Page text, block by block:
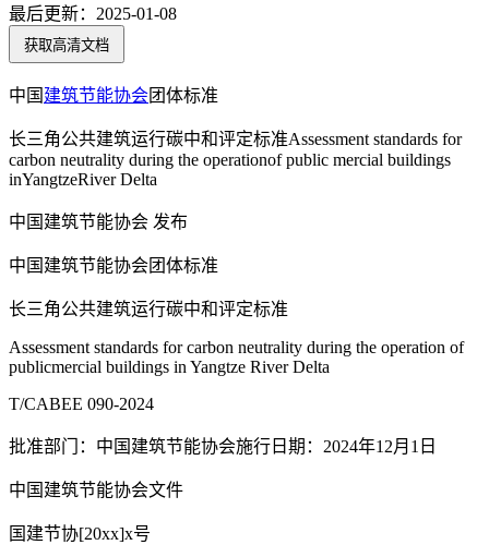
最后更新： 2025-01-08
获取高清文档
中国 建筑节能协会团体标准
长三角公共建筑运行碳中和评定标准Assessment standards for
carbon neutrality during the operationof public mercial buildings
inYangtzeRiver Delta
中国建筑节能协会 发布
中国建筑节能协会团体标准
长三角公共建筑运行碳中和评定标准
Assessment standards for carbon neutrality during the operation of
publicmercial buildings in Yangtze River Delta
T/CABEE 090-2024
批准部门：中国建筑节能协会施行日期：2024年12月1日
中国建筑节能协会文件
国建节协[20xx]x号